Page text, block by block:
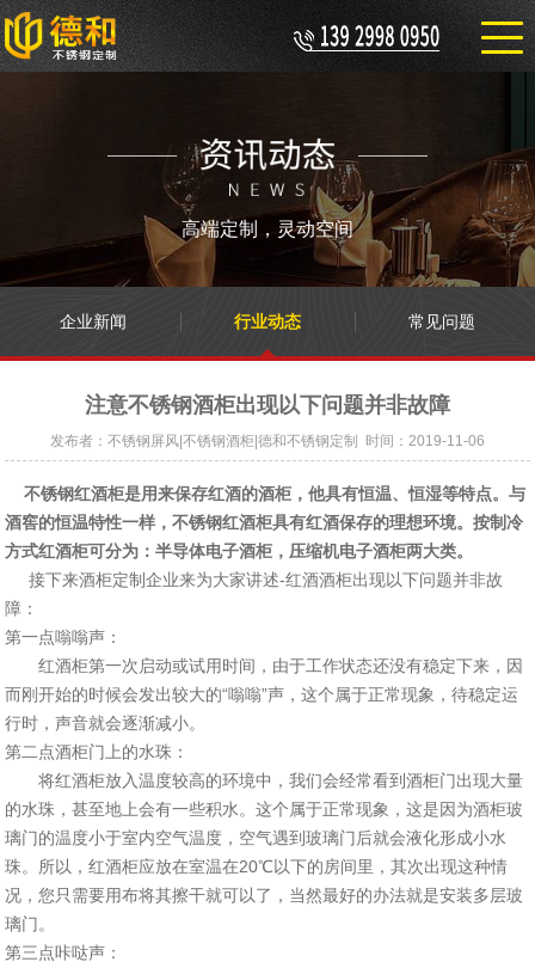
高端定制，灵动空间
企业新闻 行业动态 常见问题
注意不锈钢酒柜出现以下问题并非故障
发布者：不锈钢屏风|不锈钢酒柜|德和不锈钢定制 时间：2019-11-06
不锈钢红酒柜是用来保存红酒的酒柜，他具有恒温、恒湿等特点。与
酒窖的恒温特性一样，不锈钢红酒柜具有红酒保存的理想环境。按制冷
方式红酒柜可分为：半导体电子酒柜，压缩机电子酒柜两大类。
接下来酒柜定制企业来为大家讲述-红酒酒柜出现以下问题并非故
障：
第一点嗡嗡声：
红酒柜第一次启动或试用时间，由于工作状态还没有稳定下来，因
而刚开始的时候会发出较大的“嗡嗡”声，这个属于正常现象，待稳定运
行时，声音就会逐渐减小。
第二点酒柜门上的水珠：
将红酒柜放入温度较高的环境中，我们会经常看到酒柜门出现大量
的水珠，甚至地上会有一些积水。这个属于正常现象，这是因为酒柜玻
璃门的温度小于室内空气温度，空气遇到玻璃门后就会液化形成小水
珠。所以，红酒柜应放在室温在20℃以下的房间里，其次出现这种情
况，您只需要用布将其擦干就可以了，当然最好的办法就是安装多层玻
璃门。
第三点咔哒声：